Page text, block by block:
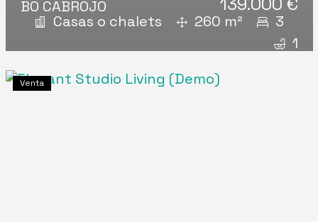
BO CABROJO
Casas o chalets 260 m²
3
1
Venta